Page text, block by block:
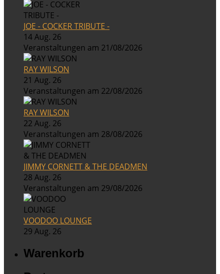
JOE - COCKER TRIBUTE -
14 Aug. 26
Veranstaltungen am 21/08/2026
RAY WILSON
21 Aug. 26
Veranstaltungen am 22/08/2026
RAY WILSON
22 Aug. 26
Veranstaltungen am 28/08/2026
JIMMY CORNETT & THE DEADMEN
28 Aug. 26
Veranstaltungen am 29/08/2026
VOODOO LOUNGE
29 Aug. 26
Warenkorb